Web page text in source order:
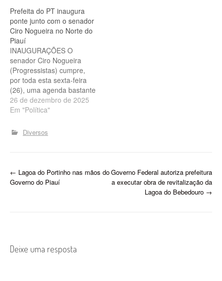
Mendes (União Brasil). O
apoio petebista se…
Prefeita do PT inaugura
ponte junto com o senador
Ciro Nogueira no Norte do
Piauí
INAUGURAÇÕES O
senador Ciro Nogueira
(Progressistas) cumpre,
por toda esta sexta-feira
(26), uma agenda bastante
movimentada pelo interior
do Piauí. Ciro iniciou a
em Caxingó, onde
participou das festividades
ciclístico pelas ruas da
cidade acompanhado do
26 de dezembro de 2025
Em "Política"
Diversos
P
n
← Lagoa do Portinho nas mãos do
Governo do Piauí
Governo Federal autoriza prefeitura
a executar obra de revitalização da
Lagoa do Bebedouro →
Deixe uma resposta